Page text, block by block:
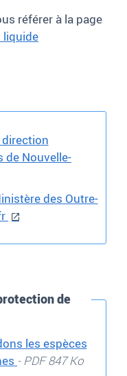
référer à la page
liquide
de Nouvelle-
des Outre-
de
les espèces
- PDF 847 Ko